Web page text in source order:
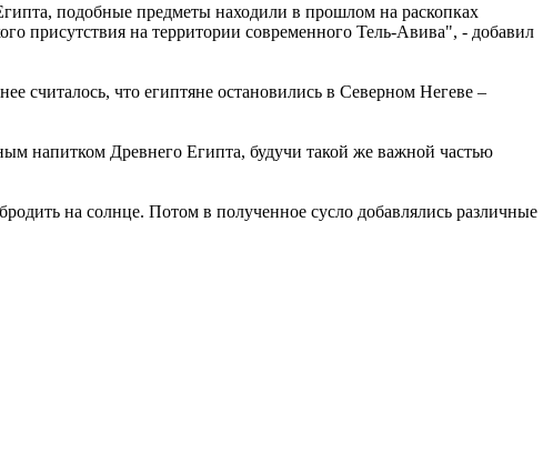
подобные предметы находили в прошлом на раскопках
присутствия на территории современного Тель-Авива", - добавил
считалось, что египтяне остановились в Северном Негеве –
напитком Древнего Египта, будучи такой же важной частью
на солнце. Потом в полученное сусло добавлялись различные